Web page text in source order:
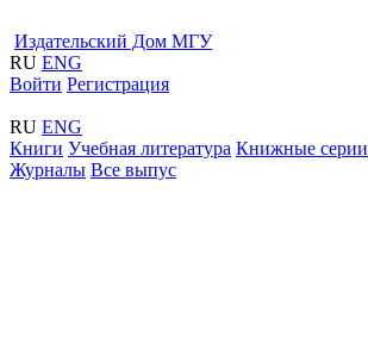
Издательский Дом МГУ
RU ENG
Войти Регистрация
RU ENG
Книги Учебная литература Книжные серии
Журналы Все выпус